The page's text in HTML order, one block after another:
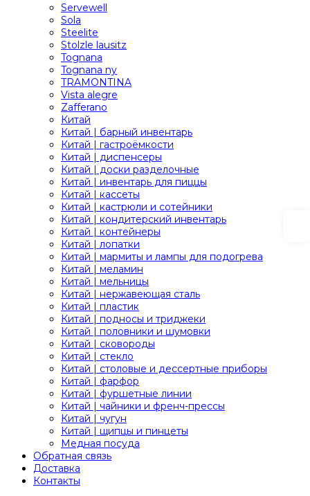
Servewell
Sola
Steelite
Stolzle lausitz
Tognana
Tognana ny
TRAMONTINA
Vista alegre
Zafferano
Китай
Китай | барный инвентарь
Китай | гастроёмкости
Китай | диспенсеры
Китай | доски разделочные
Китай | инвентарь для пиццы
Китай | кассеты
Китай | кастрюли и сотейники
Китай | кондитерский инвентарь
Китай | контейнеры
Китай | лопатки
Китай | мармиты и лампы для подогрева
Китай | меламин
Китай | мельницы
Китай | нержавеющая сталь
Китай | пластик
Китай | подносы и триджеки
Китай | половники и шумовки
Китай | сковороды
Китай | стекло
Китай | столовые и дессертные приборы
Китай | фарфор
Китай | фуршетные линии
Китай | чайники и френч-прессы
Китай | чугун
Китай | щипцы и пинцеты
Медная посуда
Обратная связь
Доставка
Контакты